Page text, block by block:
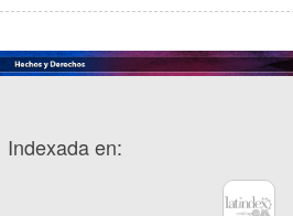
Indexada en: